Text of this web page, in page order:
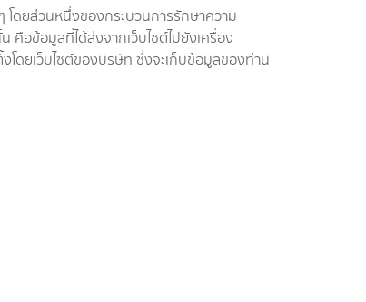
ดยส่วนหนึ่งของกระบวนการรักษาความ
อข้อมูลที่ได้ส่งจากเว็บไซต์ไปยังเครื่อง
โดยเว็บไซต์ของบริษัท ซึ่งจะเก็บข้อมูลของท่าน